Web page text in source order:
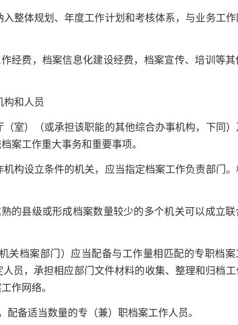
整体规划、年度工作计划和考核体系，与业务工
经费，档案信息化建设经费，档案宣传、培训等
和人员
室）（或承担该职能的其他综合办事机构，下同
案工作重大事务和重要事项。
构设立条件的机关，应当指定档案工作负责部门
的县级或形成档案数量较少的多个机关可以成立
档案部门）应当配备与工作量相匹配的专职档案
员，承担相应部门文件材料的收集、整理和归档
作网络。
备适当数量的专（兼）职档案工作人员。